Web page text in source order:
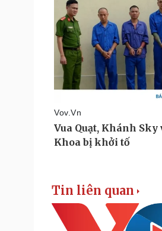
Tin liên quan